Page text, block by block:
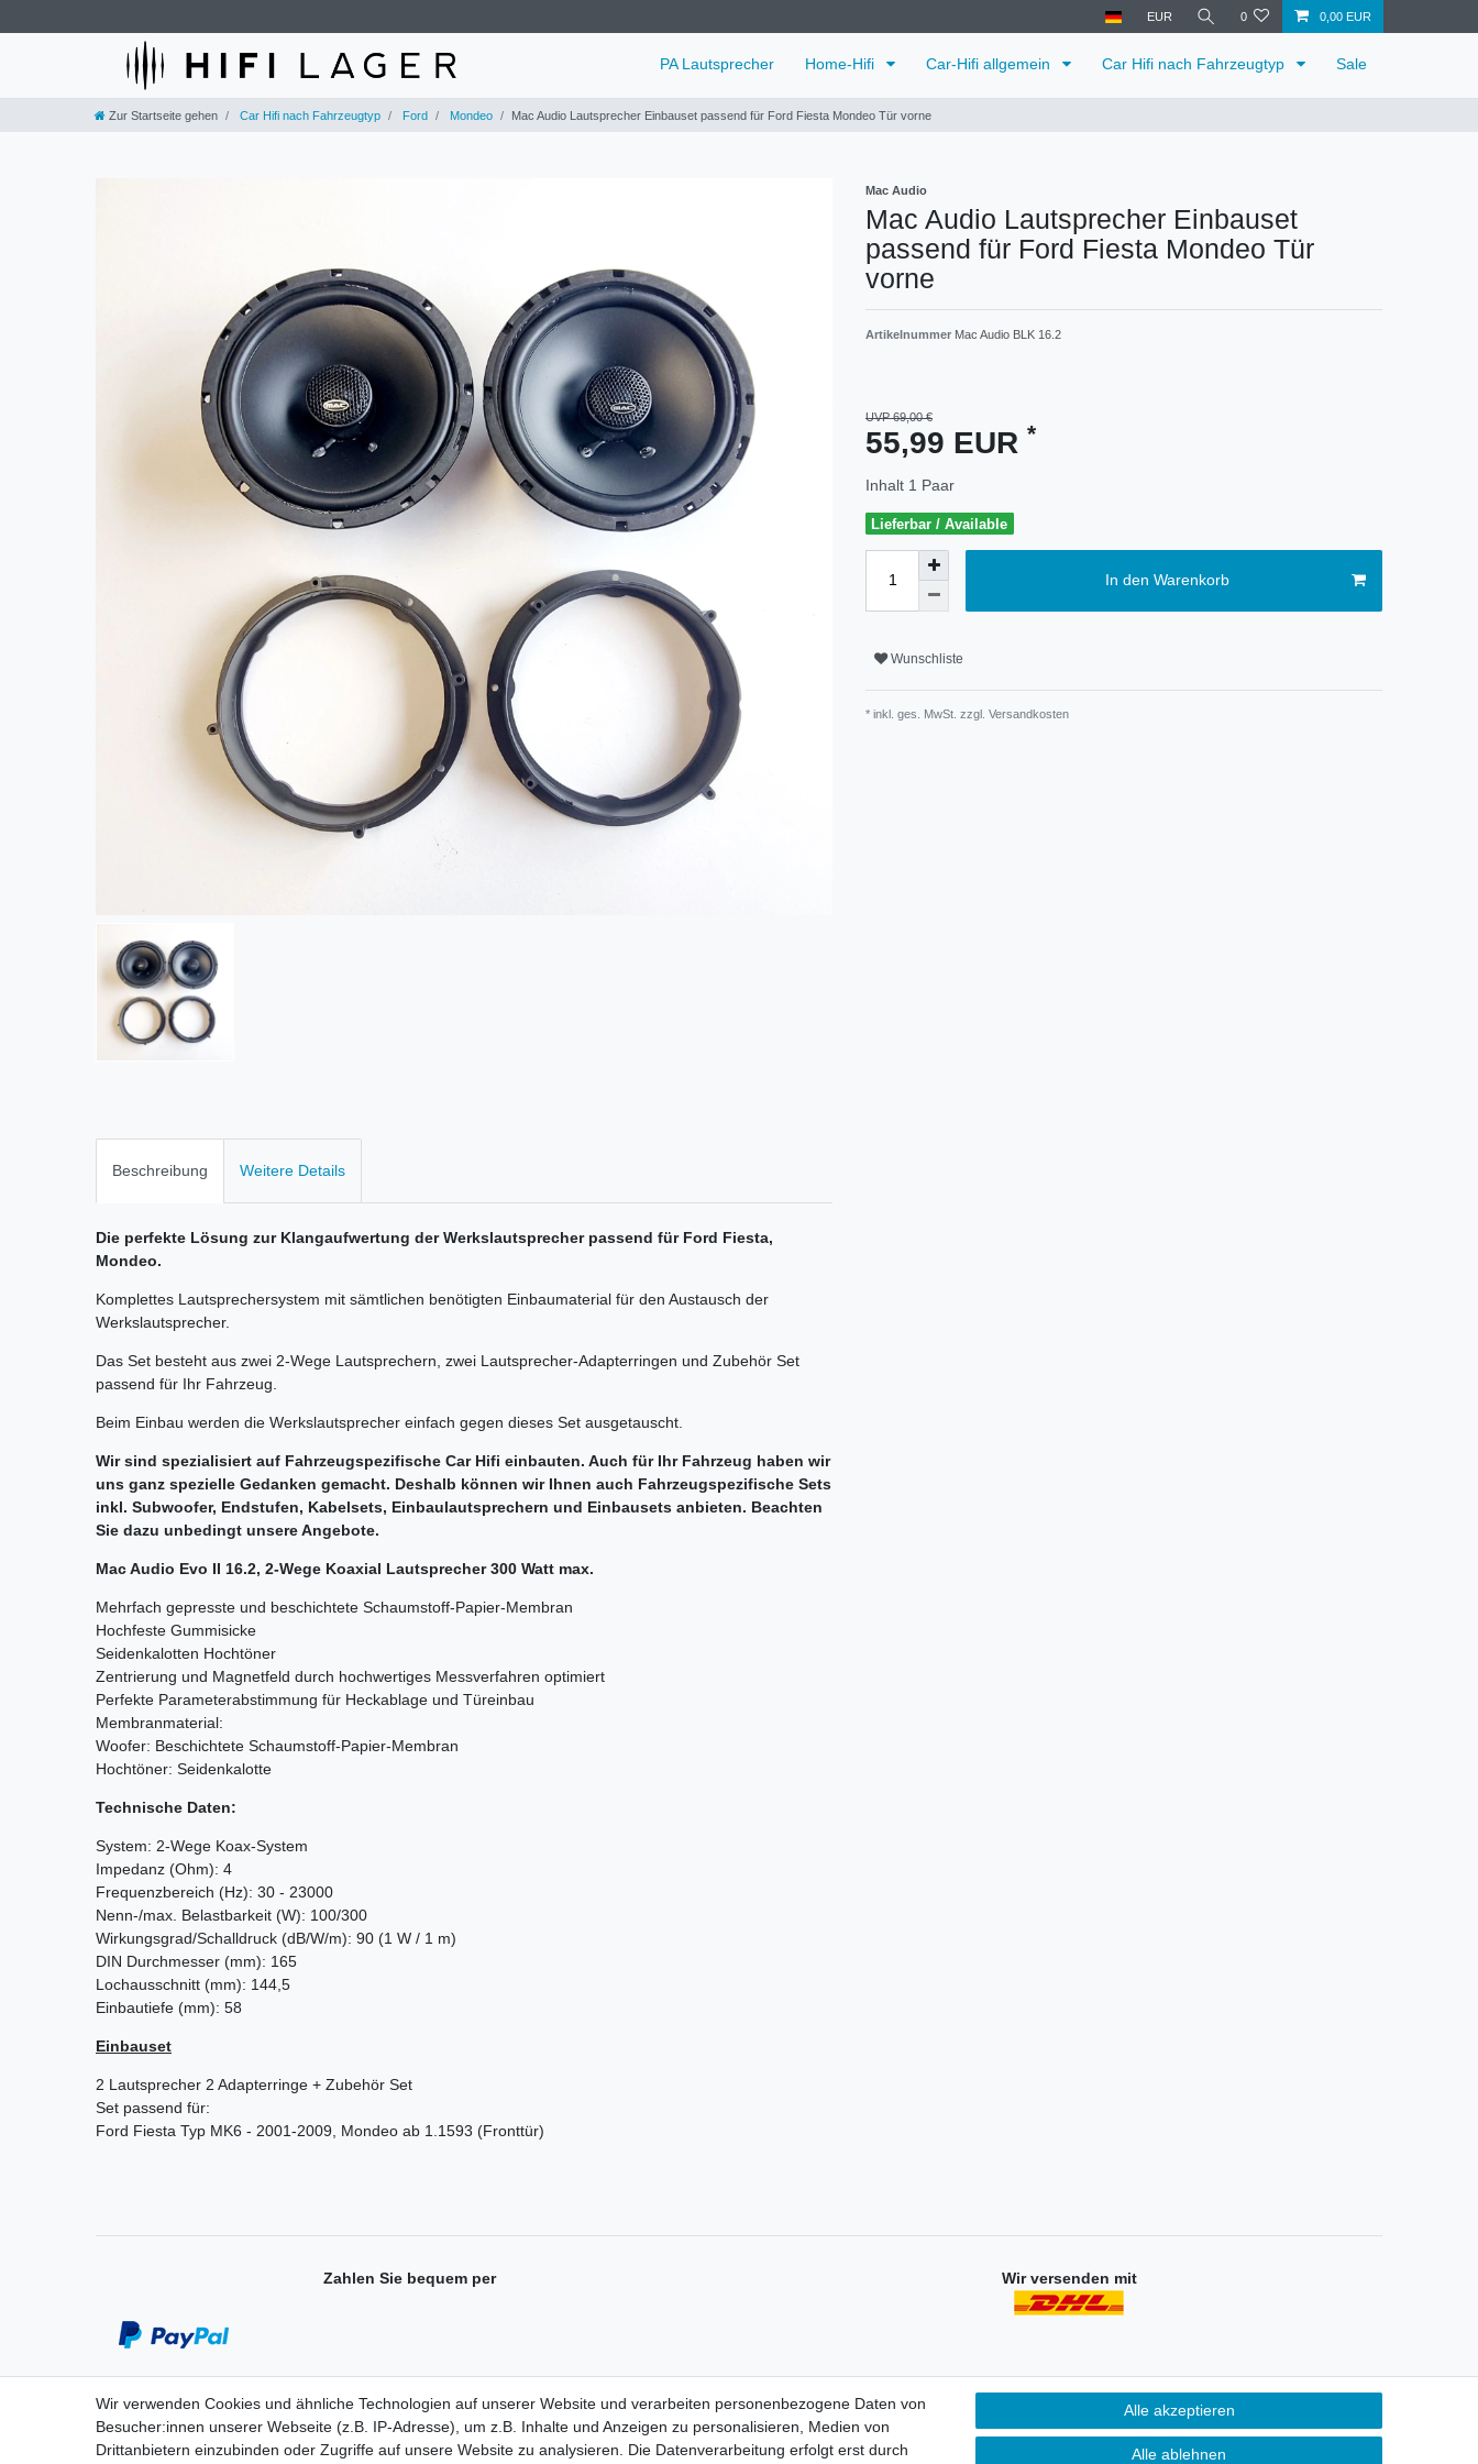
EUR 0 0,00 EUR
PA Lautsprecher Home-Hifi Car-Hifi allgemein Car Hifi nach Fahrzeugtyp Sale
Zur Startseite gehen Car Hifi nach Fahrzeugtyp Ford Mondeo Mac Audio Lautsprecher Einbauset passend für Ford Fiesta Mondeo Tür vorne
Mac Audio
Mac Audio Lautsprecher Einbauset
passend für Ford Fiesta Mondeo Tür
vorne
Artikelnummer Mac Audio BLK 16.2
UVP 69,00 €
55,99 EUR *
Inhalt 1 Paar
Lieferbar / Available
In den Warenkorb
Wunschliste
* inkl. ges. MwSt. zzgl. Versandkosten
Beschreibung Weitere Details
Die perfekte Lösung zur Klangaufwertung der Werkslautsprecher passend für Ford Fiesta,
Mondeo.
Komplettes Lautsprechersystem mit sämtlichen benötigten Einbaumaterial für den Austausch der
Werkslautsprecher.
Das Set besteht aus zwei 2-Wege Lautsprechern, zwei Lautsprecher-Adapterringen und Zubehör Set
passend für Ihr Fahrzeug.
Beim Einbau werden die Werkslautsprecher einfach gegen dieses Set ausgetauscht.
Wir sind spezialisiert auf Fahrzeugspezifische Car Hifi einbauten. Auch für Ihr Fahrzeug haben wir
uns ganz spezielle Gedanken gemacht. Deshalb können wir Ihnen auch Fahrzeugspezifische Sets
inkl. Subwoofer, Endstufen, Kabelsets, Einbaulautsprechern und Einbausets anbieten. Beachten
Sie dazu unbedingt unsere Angebote.
Mac Audio Evo II 16.2, 2-Wege Koaxial Lautsprecher 300 Watt max.
Mehrfach gepresste und beschichtete Schaumstoff-Papier-Membran
Hochfeste Gummisicke
Seidenkalotten Hochtöner
Zentrierung und Magnetfeld durch hochwertiges Messverfahren optimiert
Perfekte Parameterabstimmung für Heckablage und Türeinbau
Membranmaterial:
Woofer: Beschichtete Schaumstoff-Papier-Membran
Hochtöner: Seidenkalotte
Technische Daten:
System: 2-Wege Koax-System
Impedanz (Ohm): 4
Frequenzbereich (Hz): 30 - 23000
Nenn-/max. Belastbarkeit (W): 100/300
Wirkungsgrad/Schalldruck (dB/W/m): 90 (1 W / 1 m)
DIN Durchmesser (mm): 165
Lochausschnitt (mm): 144,5
Einbautiefe (mm): 58
Einbauset
2 Lautsprecher 2 Adapterringe + Zubehör Set
Set passend für:
Ford Fiesta Typ MK6 - 2001-2009, Mondeo ab 1.1593 (Fronttür)
Zahlen Sie bequem per Wir versenden mit
Einkaufen
Zahlungsarten Mein Konto
Unternehmen
Wir verwenden Cookies und ähnliche Technologien auf unserer Website und verarbeiten personenbezogene Daten von
Besucher:innen unserer Webseite (z.B. IP-Adresse), um z.B. Inhalte und Anzeigen zu personalisieren, Medien von
Drittanbietern einzubinden oder Zugriffe auf unsere Website zu analysieren. Die Datenverarbeitung erfolgt erst durch
Alle akzeptieren
Alle ablehnen